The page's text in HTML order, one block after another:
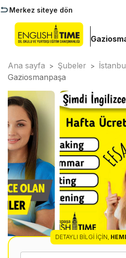
Merkez siteye dön
Ana sayfa > Şubeler >
Gaziosmanpaşa
DETAYLI BILGI İÇIN,